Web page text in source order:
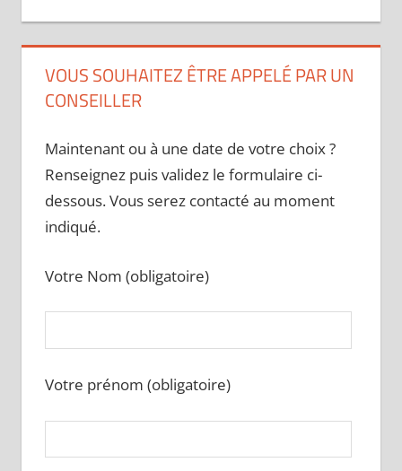
VOUS SOUHAITEZ ÊTRE APPELÉ PAR UN
CONSEILLER
Maintenant ou à une date de votre choix ?
Renseignez puis validez le formulaire ci-
dessous. Vous serez contacté au moment
indiqué.
Votre Nom (obligatoire)
Votre prénom (obligatoire)